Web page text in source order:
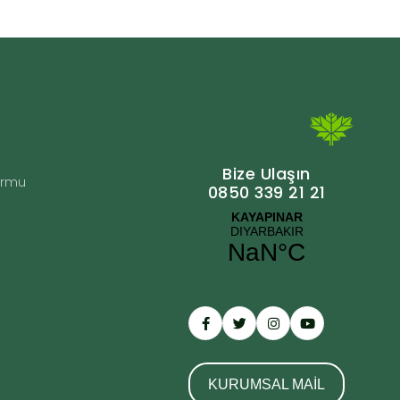
Bize Ulaşın
0850 339 21 21
KURUMSAL MAİL